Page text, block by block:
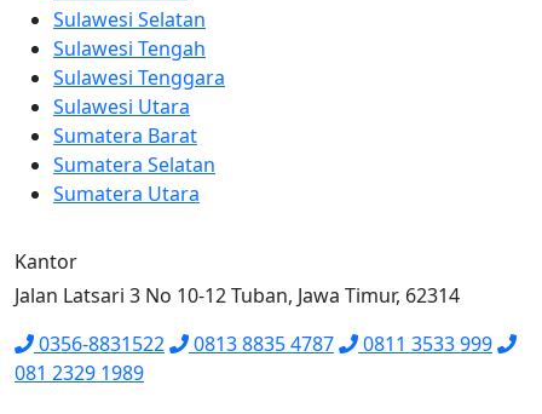
Sulawesi Selatan
Sulawesi Tengah
Sulawesi Tenggara
Sulawesi Utara
Sumatera Barat
Sumatera Selatan
Sumatera Utara
Kantor
Jalan Latsari 3 No 10-12 Tuban, Jawa Timur, 62314
0356-8831522
0813 8835 4787
0811 3533 999
081 2329 1989